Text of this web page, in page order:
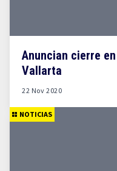
Anuncian cierre
Vallarta
22 Nov 2020
NOTICIAS